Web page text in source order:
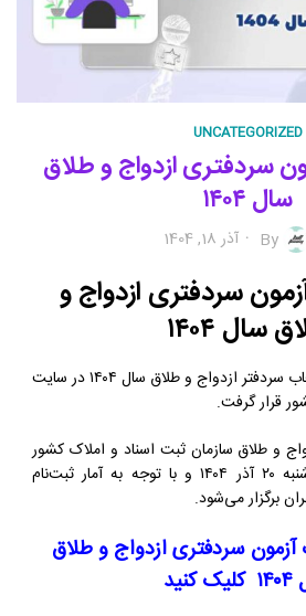
UNCATEGORIZED
سردفتری ازدواج و طلاق
سال ۱۴۰۴
By آذر 18, 1404
سردفتری ازدواج و
سال ۱۴۰۴
کارت شرکت در آزمون انتخاب سردفتر ازدواج و طلاق سال ۱۴۰۴ در سایت
قرار گرفت.
و طلاق سازمان ثبت اسناد و املاک کشور
سال ۱۴۰۴ صبح روز پنج‌شنبه ۲۰ آذر ۱۴۰۴ و با توجه به آمار ثبت‌نام
برگزار می‌شود.
آزمون سردفتری ازدواج و طلاق